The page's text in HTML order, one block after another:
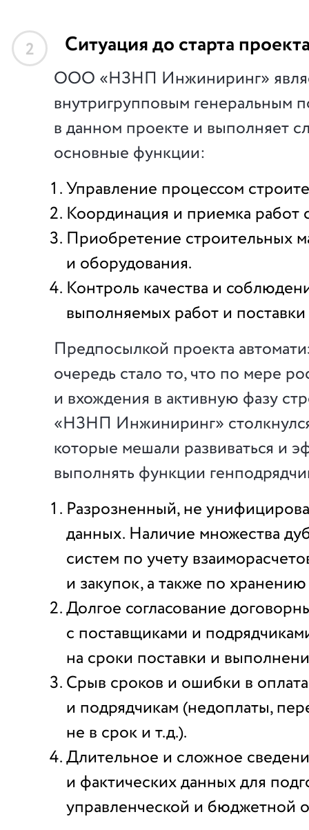
2 Ситуация до старта
ООО «НЗНП Инжиниринг»
внутригрупповым генеральным
в данном проекте и выполняет
основные функции:
Управление процессом
Координация и приемка работ
Приобретение строительных
и оборудования.
Контроль качества и
выполняемых работ и
Предпосылкой проекта
очередь стало то, что по мере
и вхождения в активную фазу
«НЗНП Инжиниринг»
которые мешали развиваться и
выполнять функции
Разрозненный, не
данных. Наличие множества
систем по учету
и закупок, а также по
Долгое согласование
с поставщиками и
на сроки поставки и
Срыв сроков и ошибки в
и подрядчикам (недоплаты,
не в срок и т.д.).
Длительное и сложное
и фактических данных для
управленческой и бюджетной